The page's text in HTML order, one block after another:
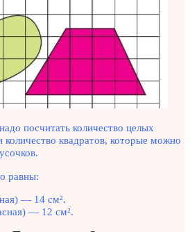
посчитать количество целых
квадратов, которые можно
равны:
— 14 см².
— 12 см².